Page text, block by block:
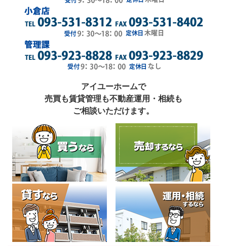
アイユーホームで
売買も賃貸管理も不動産運用・相続も
ご相談いただけます。